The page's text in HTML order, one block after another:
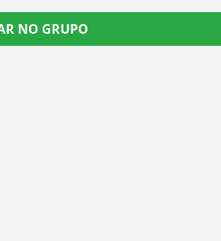
NO GRUPO